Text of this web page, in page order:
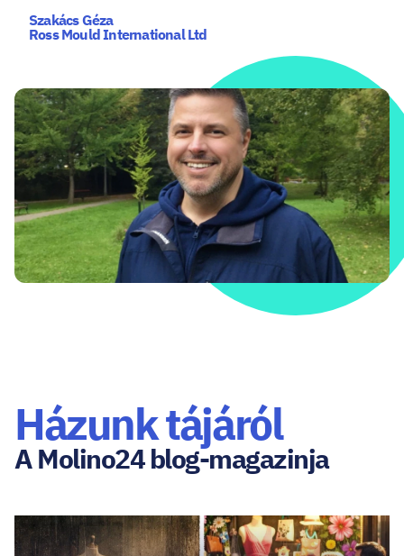
Szabó Zsombor - Ügyvezető
www.grilldepot.hu
Házunk tájáról
A Molino24 blog-magazinja